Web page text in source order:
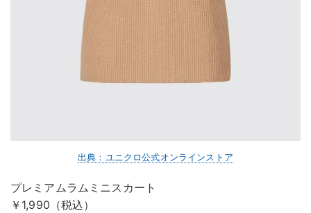
出典：ユニクロ公式オンラインストア
プレミアムラムミニスカート
￥1,990（税込）